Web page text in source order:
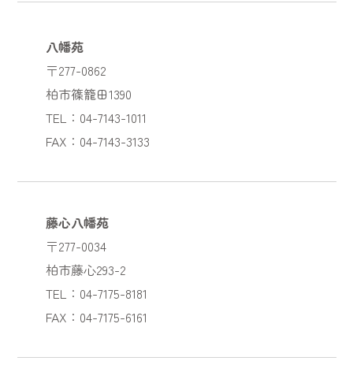
八幡苑
〒277-0862
柏市篠籠田1390
TEL：04-7143-1011
FAX：04-7143-3133
藤心八幡苑
〒277-0034
柏市藤心293-2
TEL：04-7175-8181
FAX：04-7175-6161